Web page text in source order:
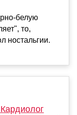
белую
то,
ностальгии.